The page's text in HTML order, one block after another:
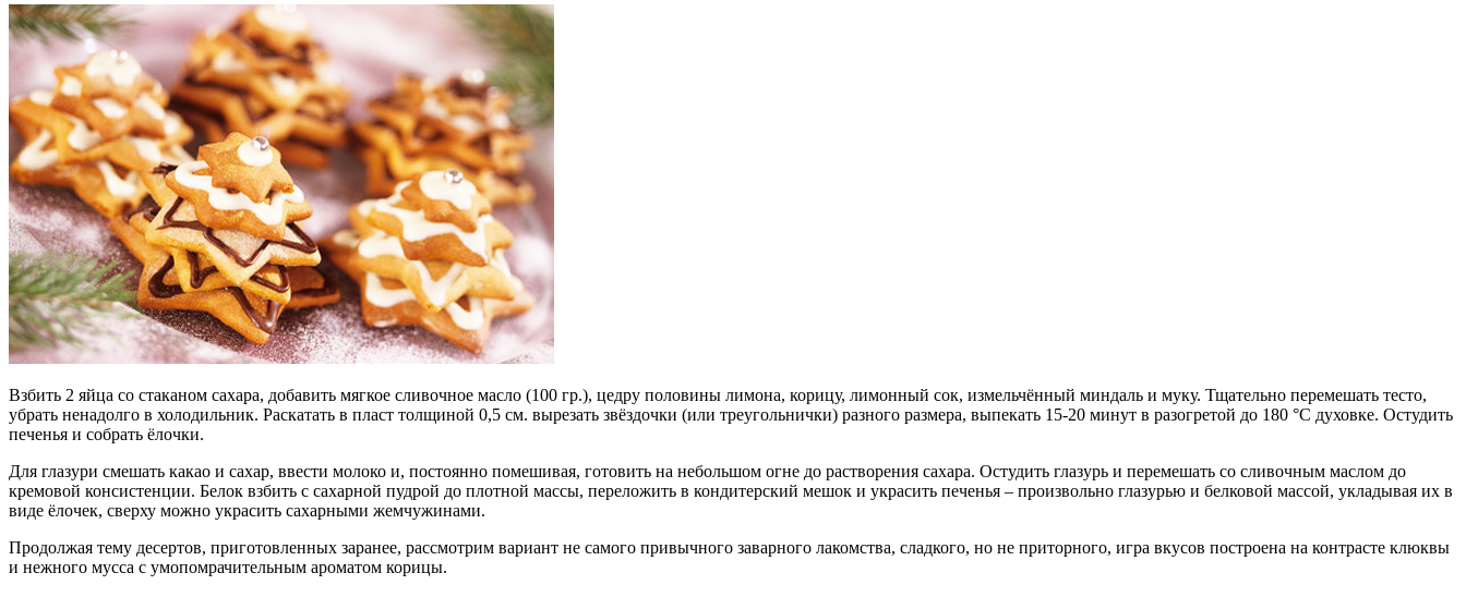
Взбить 2 яйца со стаканом сахара, добавить мягкое сливочное масло (100 гр.), цедру половины лимона, корицу, лимонный сок, измельчённый миндаль и муку. Тщательно перемешать тесто,
убрать ненадолго в холодильник. Раскатать в пласт толщиной 0,5 см. вырезать звёздочки (или треугольнички) разного размера, выпекать 15-20 минут в разогретой до 180 °С духовке. Остудить
печенья и собрать ёлочки.
Для глазури смешать какао и сахар, ввести молоко и, постоянно помешивая, готовить на небольшом огне до растворения сахара. Остудить глазурь и перемешать со сливочным маслом до
кремовой консистенции. Белок взбить с сахарной пудрой до плотной массы, переложить в кондитерский мешок и украсить печенья – произвольно глазурью и белковой массой, укладывая их в
виде ёлочек, сверху можно украсить сахарными жемчужинами.
Продолжая тему десертов, приготовленных заранее, рассмотрим вариант не самого привычного заварного лакомства, сладкого, но не приторного, игра вкусов построена на контрасте клюквы
и нежного мусса с умопомрачительным ароматом корицы.